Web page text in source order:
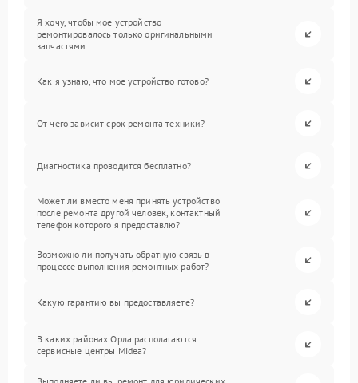
Я хочу, чтобы мое устройство
ремонтировалось только оригинальными
запчастями.
Как я узнаю, что мое устройство готово?
От чего зависит срок ремонта техники?
Диагностика проводится бесплатно?
Может ли вместо меня принять устройство
после ремонта другой человек, контактный
телефон которого я предоставлю?
Возможно ли получать обратную связь в
процессе выполнения ремонтных работ?
Какую гарантию вы предоставляете?
В каких районах Орла располагаются
сервисные центры Midea?
Выполняете ли вы ремонт для юридических